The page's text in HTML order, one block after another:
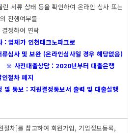
서류 상태 등을 확인하여 온라인 심사 또는
진행여부를
정하여 연락
: 업체가 인천테크노파크로
류심사 및 보완 (온라인심사일 경우 해당없음)
출상담 : 2020년부터 대출은행
절차 폐지
및 통보 : 지원결정통보서 출력 및 대출실행
절차]를 참고하여 회원가입, 기업정보등록,